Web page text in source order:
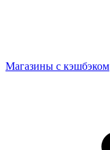
Магазины с кэшбэком